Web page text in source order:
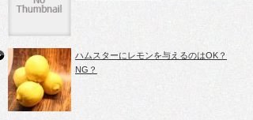
ハムスターにレモンを与えるのはOK？
NG？